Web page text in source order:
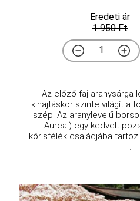
Eredeti ár
1 950 Ft
Az előző faj aranysárga
kihajtáskor szinte világít a
szép! Az aranylevelű
'Aurea') egy kedvelt
kőrisfélék családjába
...